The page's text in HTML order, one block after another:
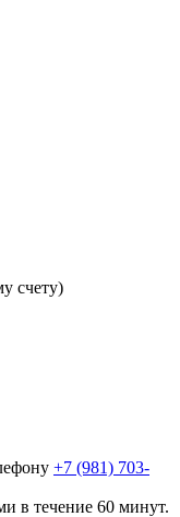
счету)
+7 (981) 703-
в течение 60 минут.